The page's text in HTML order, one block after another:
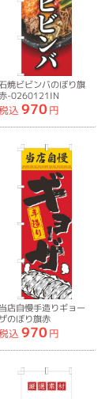
焼ビビンバのぼり旗
-0260121IN
込 970 円
当店自慢手造りギョー
のぼり旗赤
-0010441IN
込 970 円